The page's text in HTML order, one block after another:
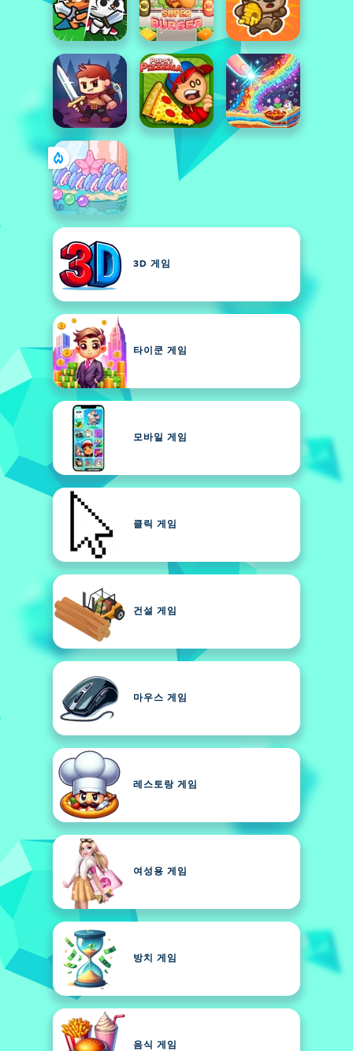
3D 게임
타이쿤 게임
모바일 게임
클릭 게임
건설 게임
마우스 게임
레스토랑 게임
여성용 게임
방치 게임
음식 게임